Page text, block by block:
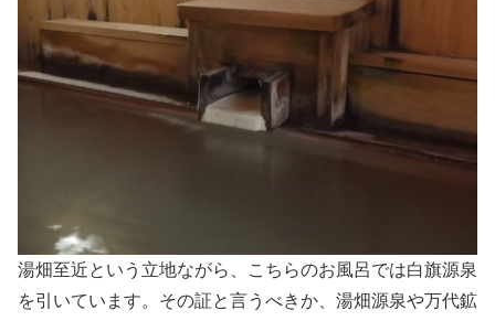
湯畑至近という立地ながら、こちらのお風呂では白旗源泉
を引いています。その証と言うべきか、湯畑源泉や万代鉱